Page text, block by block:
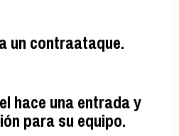
un contraataque.
hace una entrada y
para su equipo.